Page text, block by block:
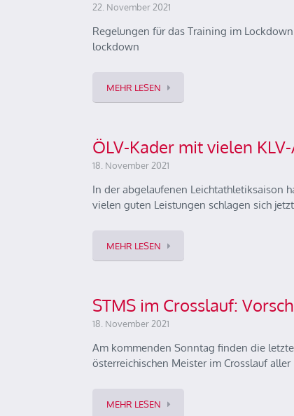
22. November 2021
Regelungen für das Training im
lockdown
MEHR LESEN
ÖLV-Kader mit vielen
18. November 2021
In der abgelaufenen Leichtathletiksaison
vielen guten Leistungen schlagen sich
MEHR LESEN
STMS im Crosslauf:
18. November 2021
Am kommenden Sonntag finden die
österreichischen Meister im Crosslauf aller
MEHR LESEN